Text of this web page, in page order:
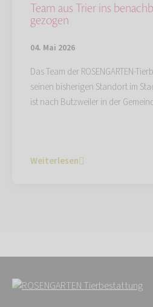
Team aus Trier ins
gezogen
04. Mai 2026
Das Team der ROSENGARTEN-
seinen bisherigen Standort im
ist nach Butzweiler in der
Weiterlesen